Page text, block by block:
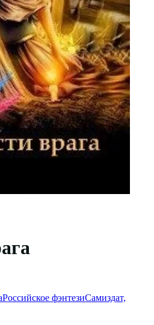
Российское фэнтезиСамиздат,